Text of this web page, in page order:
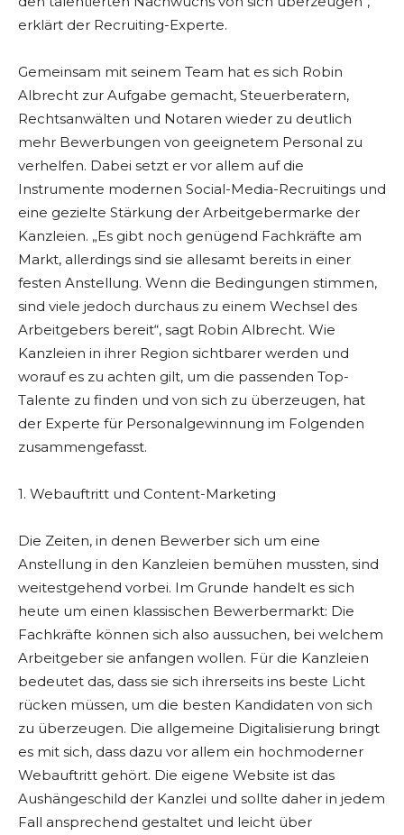
erklärt der Recruiting-Experte.
Gemeinsam mit seinem Team hat es sich Robin
Albrecht zur Aufgabe gemacht, Steuerberatern,
Rechtsanwälten und Notaren wieder zu deutlich
mehr Bewerbungen von geeignetem Personal zu
verhelfen. Dabei setzt er vor allem auf die
Instrumente modernen Social-Media-Recruitings und
eine gezielte Stärkung der Arbeitgebermarke der
Kanzleien. „Es gibt noch genügend Fachkräfte am
Markt, allerdings sind sie allesamt bereits in einer
festen Anstellung. Wenn die Bedingungen stimmen,
sind viele jedoch durchaus zu einem Wechsel des
Arbeitgebers bereit“, sagt Robin Albrecht. Wie
Kanzleien in ihrer Region sichtbarer werden und
worauf es zu achten gilt, um die passenden Top-
Talente zu finden und von sich zu überzeugen, hat
der Experte für Personalgewinnung im Folgenden
zusammengefasst.
1. Webauftritt und Content-Marketing
Die Zeiten, in denen Bewerber sich um eine
Anstellung in den Kanzleien bemühen mussten, sind
weitestgehend vorbei. Im Grunde handelt es sich
heute um einen klassischen Bewerbermarkt: Die
Fachkräfte können sich also aussuchen, bei welchem
Arbeitgeber sie anfangen wollen. Für die Kanzleien
bedeutet das, dass sie sich ihrerseits ins beste Licht
rücken müssen, um die besten Kandidaten von sich
zu überzeugen. Die allgemeine Digitalisierung bringt
es mit sich, dass dazu vor allem ein hochmoderner
Webauftritt gehört. Die eigene Website ist das
Aushängeschild der Kanzlei und sollte daher in jedem
Fall ansprechend gestaltet und leicht über